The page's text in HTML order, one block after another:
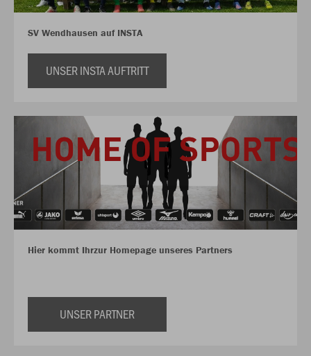
SV Wendhausen auf INSTA
UNSER INSTA AUFTRITT
Hier kommt Ihrzur Homepage unseres Partners
UNSER PARTNER